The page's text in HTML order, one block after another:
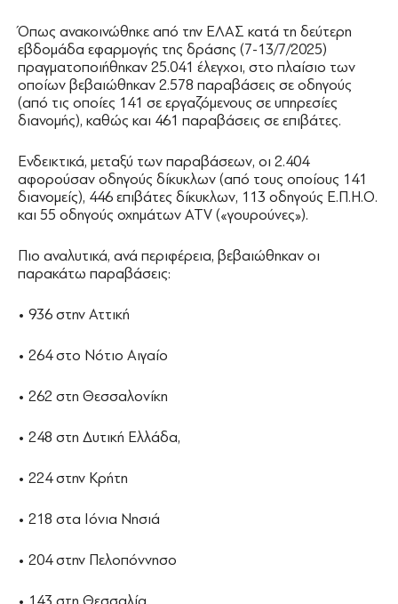
Όπως ανακοινώθηκε από την ΕΛΑΣ κατά τη δεύτερη
εβδομάδα εφαρμογής της δράσης (7-13/7/2025)
πραγματοποιήθηκαν 25.041 έλεγχοι, στο πλαίσιο των
οποίων βεβαιώθηκαν 2.578 παραβάσεις σε οδηγούς
(από τις οποίες 141 σε εργαζόμενους σε υπηρεσίες
διανομής), καθώς και 461 παραβάσεις σε επιβάτες.
Ενδεικτικά, μεταξύ των παραβάσεων, οι 2.404
αφορούσαν οδηγούς δίκυκλων (από τους οποίους 141
διανομείς), 446 επιβάτες δίκυκλων, 113 οδηγούς Ε.Π.Η.Ο.
και 55 οδηγούς οχημάτων ATV («γουρούνες»).
Πιο αναλυτικά, ανά περιφέρεια, βεβαιώθηκαν οι
παρακάτω παραβάσεις:
• 936 στην Αττική
• 264 στο Νότιο Αιγαίο
• 262 στη Θεσσαλονίκη
• 248 στη Δυτική Ελλάδα,
• 224 στην Κρήτη
• 218 στα Ιόνια Νησιά
• 204 στην Πελοπόννησο